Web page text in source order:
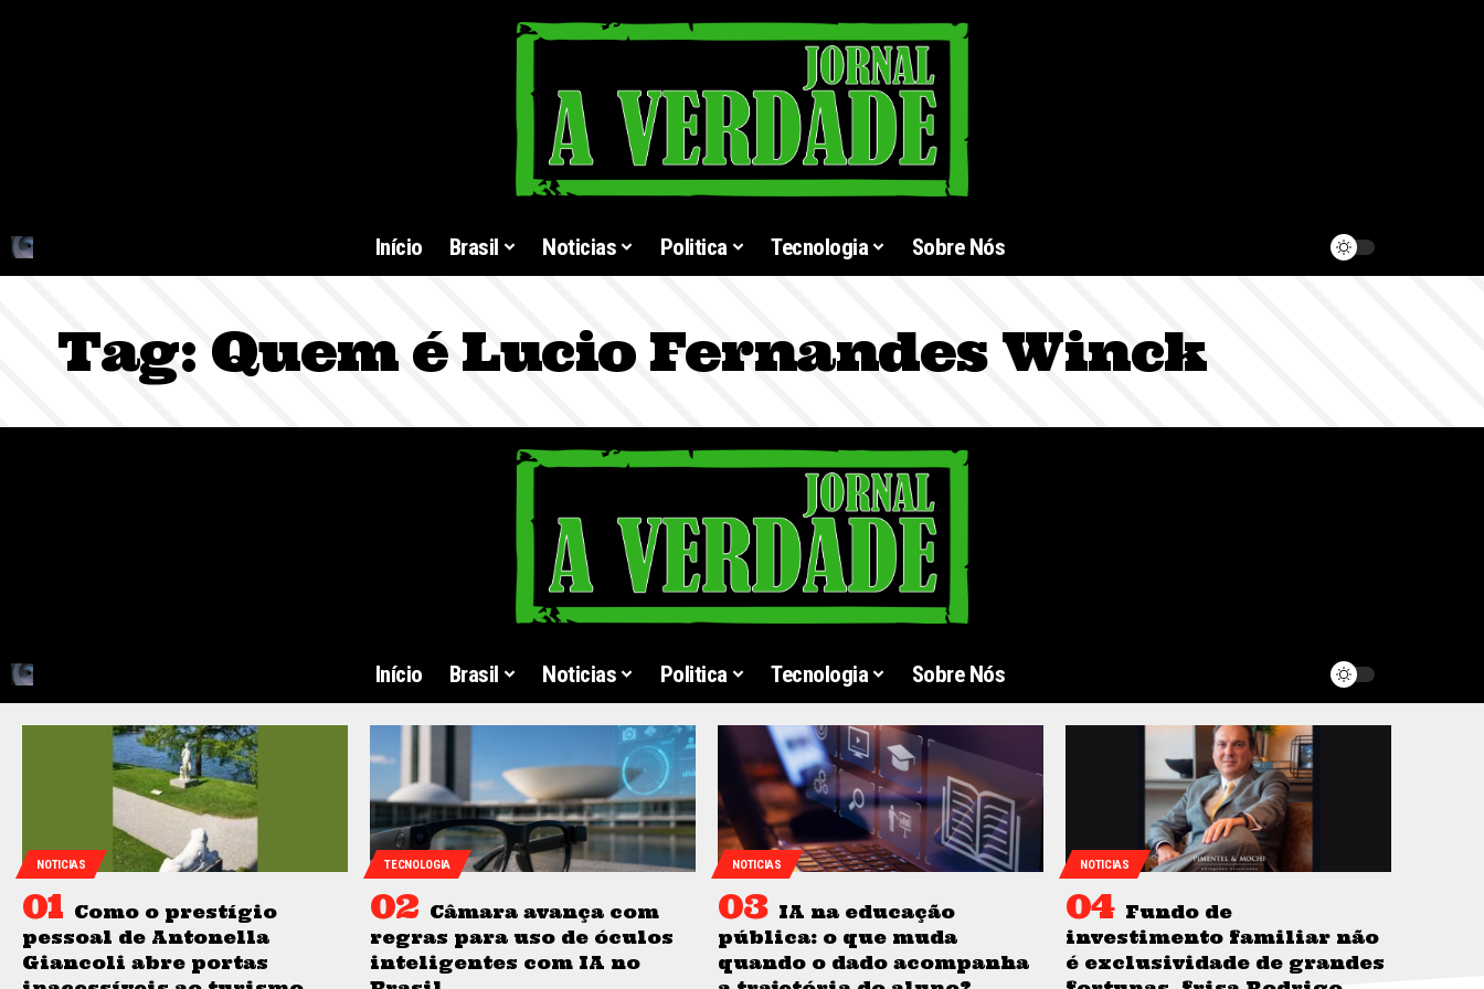
Início Brasil Noticias Politica Tecnologia Sobre Nós
Tag: Quem é Lucio Fernandes Winck
Início Brasil Noticias Politica Tecnologia Sobre Nós
NOTICIAS
Como o prestígio
pessoal de Antonella
Giancoli abre portas
TECNOLOGIA
Câmara avança com
regras para uso de óculos
inteligentes com IA no
NOTICIAS
IA na educação
pública: o que muda
quando o dado acompanha
NOTICIAS
Fundo de
investimento familiar não
é exclusividade de grandes